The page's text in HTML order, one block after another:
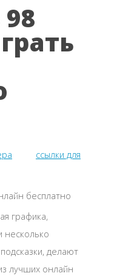
ссылки для
графика,
несколько
делают
лучших онлайн